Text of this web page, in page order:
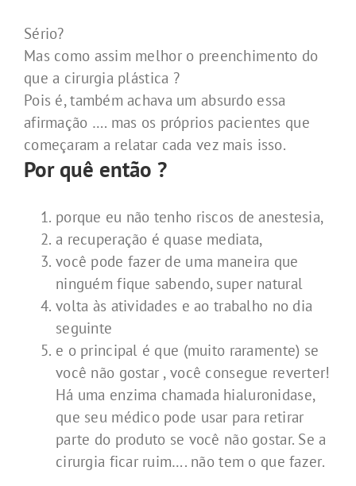
Sério?
Mas como assim melhor o preenchimento do
que a cirurgia plástica ?
Pois é, também achava um absurdo essa
afirmação …. mas os próprios pacientes que
começaram a relatar cada vez mais isso.
Por quê então ?
porque eu não tenho riscos de anestesia,
a recuperação é quase mediata,
você pode fazer de uma maneira que
ninguém fique sabendo, super natural
volta às atividades e ao trabalho no dia
seguinte
e o principal é que (muito raramente) se
você não gostar , você consegue reverter!
Há uma enzima chamada hialuronidase,
que seu médico pode usar para retirar
parte do produto se você não gostar. Se a
cirurgia ficar ruim…. não tem o que fazer.